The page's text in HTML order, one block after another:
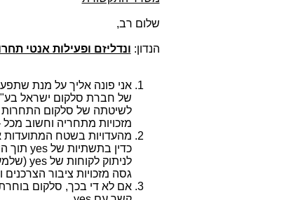
שלום רב,
הנדון: ונדליזם ופעילות אנטי
אני פונה אליך על מנת
של חברת סלקום ישראל
לשיטתה של סלקום התחרות
מזכויות מתחריה וחשוב מכל
מהעדויות בשטח המתועדות
כדין בתשתיות שלyes תוך
לניתוק לקוחות שלyes
גסה מזכויות ציבור
אם לא די בכך, סלקום